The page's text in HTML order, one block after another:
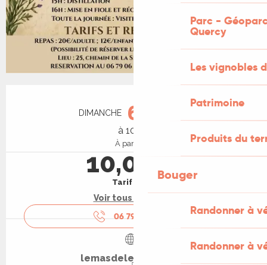
Parc -
Quercy
Les vignobles
Patrimoine
Produits du
Bouger
Randonner à
Randonner à
Ouverture et coordonnées
DIMANCHE 6
à 10:00
À partir de
10,00 €
Tarif plein
Voir tous les tarifs
06 79 06 19
lemasdelessentiel.fr